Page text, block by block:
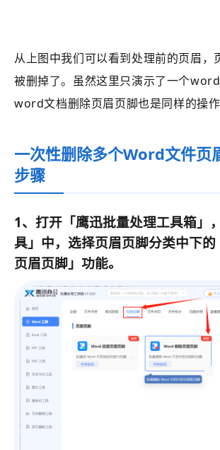
从上图中我们可以看到处理前的页眉，
被删掉了。虽然这里只演示了一个
word文档删除页眉页脚也是同样的操作
一次性删除多个Word文件页
步骤
1、打开 「鹰迅批量处理工具箱 」
具」 中，选择页眉页脚分类中下的
页眉页脚 」功能。